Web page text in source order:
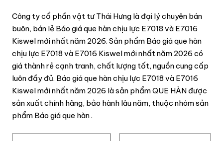
Công ty cổ phần vật tư Thái Hưng là đại lý chuyên bán
buôn, bán lẻ Báo giá que hàn chịu lực E7018 và E7016
Kiswel mới nhất năm 2026. Sản phẩm Báo giá que hàn
chịu lực E7018 và E7016 Kiswel mới nhất năm 2026 có
giá thành rẻ cạnh tranh, chất lượng tốt, nguồn cung cấp
luôn đầy đủ. Báo giá que hàn chịu lực E7018 và E7016
Kiswel mới nhất năm 2026 là sản phẩm QUE HÀN được
sản xuất chính hãng, bảo hành lâu năm, thuộc nhóm sản
phẩm Báo giá que hàn .